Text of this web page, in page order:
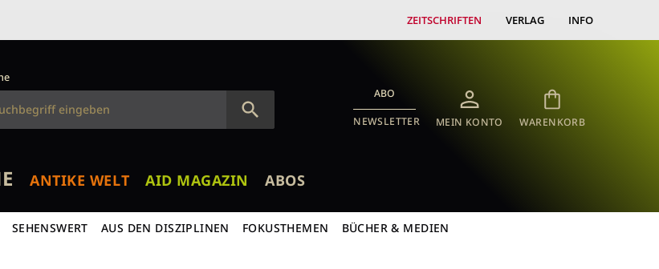
ZEITSCHRIFTEN VERLAG INFO
ABO
NEWSLETTER MEIN KONTO WARENKORB
ANTIKE WELT AID MAGAZIN ABOS
SEHENSWERT AUS DEN DISZIPLINEN FOKUSTHEMEN BÜCHER & MEDIEN